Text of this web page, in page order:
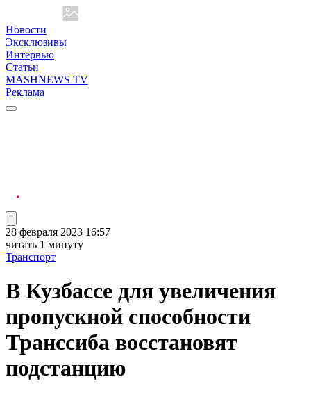
Новости
Эксклюзивы
Интервью
Статьи
MASHNEWS TV
Реклама
28 февраля 2023 16:57
читать 1 минуту
Транспорт
В Кузбассе для увеличения
пропускной способности
Транссиба восстановят
подстанцию